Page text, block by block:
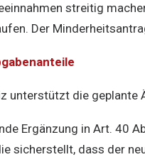
streitig
Der
unterstützt die geplante
Ergänzung in Art. 40
sicherstellt, dass der